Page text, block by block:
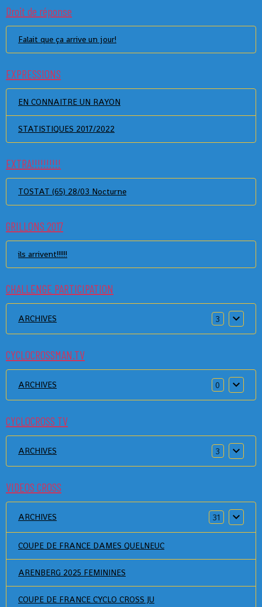
Droit de réponse
Falait que ça arrive un jour!
EXPRESSIONS
EN CONNAITRE UN RAYON
STATISTIQUES 2017/2022
EXTRA!!!!!!!!!!
TOSTAT (65) 28/03 Nocturne
GRILLONS 2017
ils arrivent!!!!!!
CHALLENGE PARTICIPATION
ARCHIVES 3
CYCLOCROSSMAN.TV
ARCHIVES 0
CYCLOCROSS TV
ARCHIVES 3
VIDEOS CROSS
ARCHIVES 31
COUPE DE FRANCE DAMES QUELNEUC
ARENBERG 2025 FEMININES
COUPE DE FRANCE CYCLO CROSS JU